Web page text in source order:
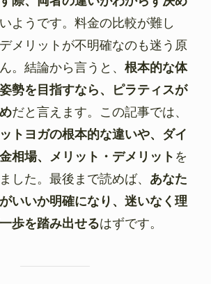
ようです。料金の比較が難し
メリットが不明確なのも迷う原
。結論から言うと、 根本的な体
勢を目指すなら、ピラティスが
だと言えます。この記事では、
トヨガの根本的な違いや、ダイ
相場、メリット・デメリット を
した。最後まで読めば、 あなた
いいか明確になり、迷いなく理
歩を踏み出せるはずです。